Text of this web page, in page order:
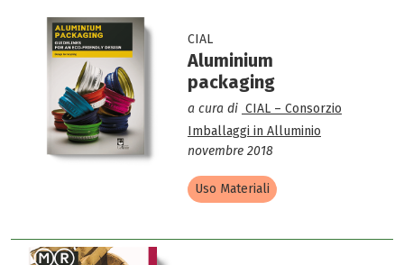
CIAL
Aluminium
packaging
a cura di CIAL – Consorzio
Imballaggi in Alluminio
novembre 2018
Uso Materiali